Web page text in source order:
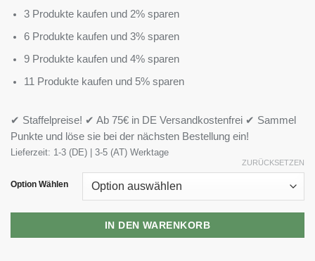
3 Produkte kaufen und 2% sparen
6 Produkte kaufen und 3% sparen
9 Produkte kaufen und 4% sparen
11 Produkte kaufen und 5% sparen
✔ Staffelpreise! ✔ Ab 75€ in DE Versandkostenfrei ✔ Sammel
Punkte und löse sie bei der nächsten Bestellung ein!
Lieferzeit: 1-3 (DE) | 3-5 (AT) Werktage
Option Wählen
ZURÜCKSETZEN
IN DEN WARENKORB